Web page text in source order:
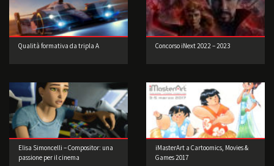
Qualità formativa da tripla A Concorso iNext 2022 – 2023
Elisa Simoncelli – Compositor: una
passione per il cinema
iMasterArt a Cartoomics, Movies &
Games 2017